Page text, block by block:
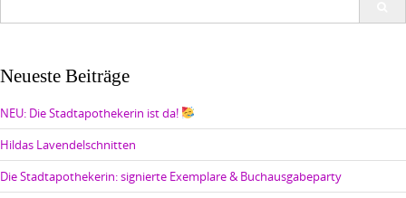
Neueste Beiträge
NEU: Die Stadtapothekerin ist da!
Hildas Lavendelschnitten
Die Stadtapothekerin: signierte Exemplare & Buchausgabeparty